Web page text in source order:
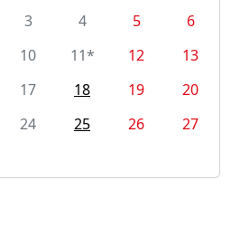
3 4 5
6
10 11* 12
13
17 18 19
20
24 25 26
27